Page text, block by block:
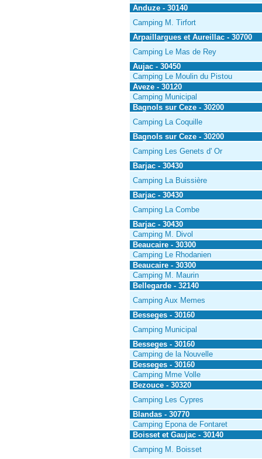
Anduze - 30140
Camping M. Tirfort
Arpaillargues et Aureillac - 30700
Camping Le Mas de Rey
Aujac - 30450
Camping Le Moulin du Pistou
Aveze - 30120
Camping Municipal
Bagnols sur Ceze - 30200
Camping La Coquille
Bagnols sur Ceze - 30200
Camping Les Genets d' Or
Barjac - 30430
Camping La Buissière
Barjac - 30430
Camping La Combe
Barjac - 30430
Camping M. Divol
Beaucaire - 30300
Camping Le Rhodanien
Beaucaire - 30300
Camping M. Maurin
Bellegarde - 32140
Camping Aux Memes
Besseges - 30160
Camping Municipal
Besseges - 30160
Camping de la Nouvelle
Besseges - 30160
Camping Mme Volle
Bezouce - 30320
Camping Les Cypres
Blandas - 30770
Camping Epona de Fontaret
Boisset et Gaujac - 30140
Camping M. Boisset